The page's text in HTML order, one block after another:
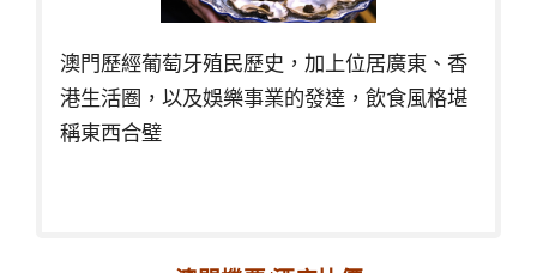
澳門歷經葡萄牙殖民歷史，加上位居廣東、香
港生活圈，以及娛樂事業的發達，飲食風格堪
稱東西合璧